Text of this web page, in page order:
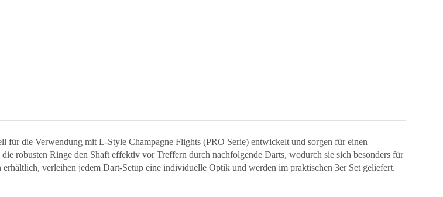
für die Verwendung mit L-Style Champagne Flights (PRO Serie) entwickelt und sorgen für einen
robusten Ringe den Shaft effektiv vor Treffern durch nachfolgende Darts, wodurch sie sich besonders für
verleihen jedem Dart-Setup eine individuelle Optik und werden im praktischen 3er Set geliefert.